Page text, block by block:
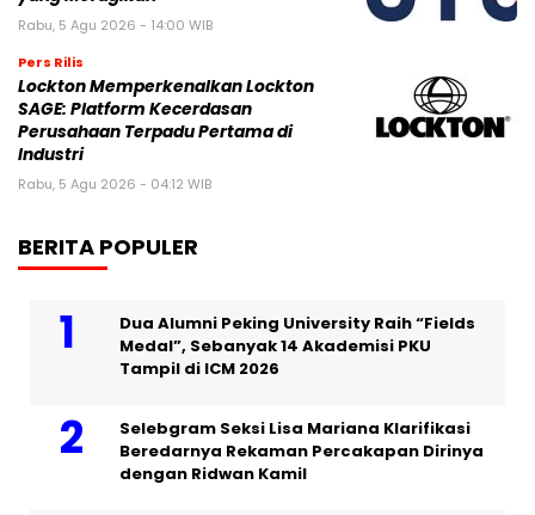
Rabu, 5 Agu 2026 - 14:00 WIB
Pers Rilis
Lockton Memperkenalkan Lockton
SAGE: Platform Kecerdasan
Perusahaan Terpadu Pertama di
Industri
Rabu, 5 Agu 2026 - 04:12 WIB
BERITA POPULER
Dua Alumni Peking University Raih “Fields
Medal”, Sebanyak 14 Akademisi PKU
Tampil di ICM 2026
Selebgram Seksi Lisa Mariana Klarifikasi
Beredarnya Rekaman Percakapan Dirinya
dengan Ridwan Kamil